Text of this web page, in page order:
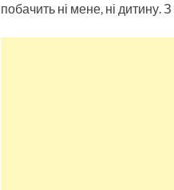
побачить ні мене, ні дитину.